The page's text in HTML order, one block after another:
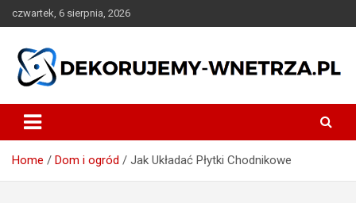
to
czwartek, 6 sierpnia, 2026
dekorujemy-wnetrza.pl
Home Dom i ogród Jak Układać Płytki Chodnikowe